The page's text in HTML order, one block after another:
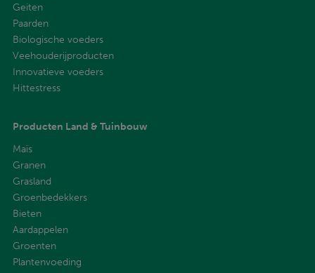
Geiten
Paarden
Biologische voeders
Veehouderijproducten
Innovatieve voeders
Hittestress
Producten Land & Tuinbouw
Maïs
Granen
Grasland
Groenbedekkers
Bieten
Aardappelen
Groenten
Plantenvoeding